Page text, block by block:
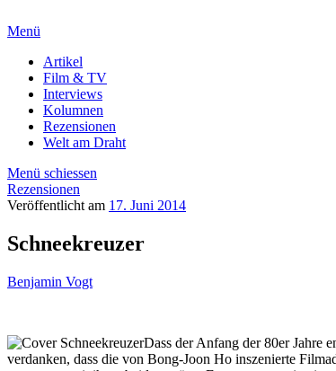
Menü
Artikel
Film & TV
Interviews
Kolumnen
Rezensionen
Welt am Draht
Menü schiessen
Rezensionen
Veröffentlicht am 17. Juni 2014
Schneekreuzer
Benjamin Vogt
Dass der Anfang der 80er Jahre
verdanken, dass die von Bong-Joon Ho inszenierte